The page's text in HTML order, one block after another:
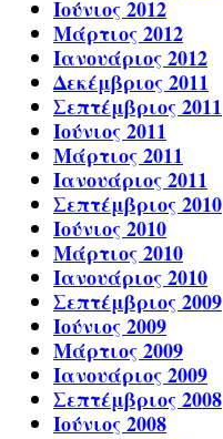
Ιούνιος 2012
Μάρτιος 2012
Ιανουάριος 2012
Δεκέμβριος 2011
Σεπτέμβριος 2011
Ιούνιος 2011
Μάρτιος 2011
Ιανουάριος 2011
Σεπτέμβριος 2010
Ιούνιος 2010
Μάρτιος 2010
Ιανουάριος 2010
Σεπτέμβριος 2009
Ιούνιος 2009
Μάρτιος 2009
Ιανουάριος 2009
Σεπτέμβριος 2008
Ιούνιος 2008